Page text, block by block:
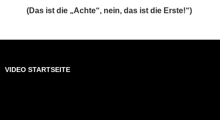
(Das ist die „Achte“, nein, das ist die Erste!“)
VIDEO STARTSEITE